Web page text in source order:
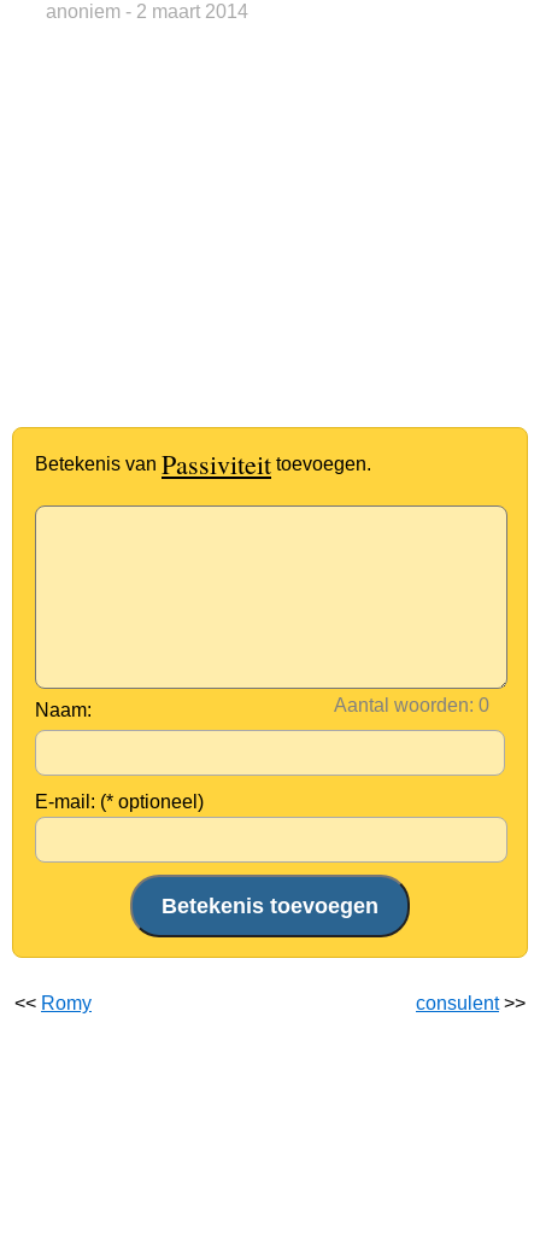
anoniem - 2 maart 2014
Betekenis van Passiviteit toevoegen.
Aantal woorden:
Naam:
E-mail: (* optioneel)
<< Romy consulent>>